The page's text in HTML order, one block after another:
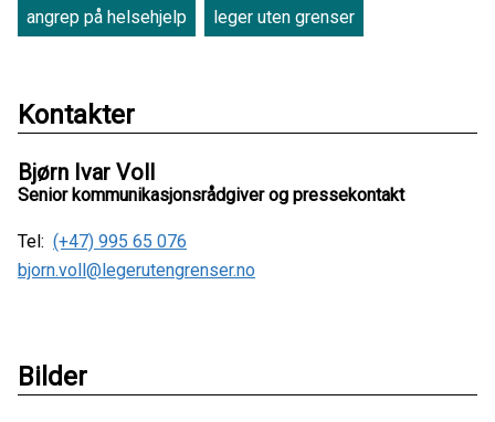
angrep på helsehjelp leger uten grenser
Kontakter
Bjørn Ivar Voll
Senior kommunikasjonsrådgiver og pressekontakt
Tel: (+47) 995 65 076
bjorn.voll@legerutengrenser.no
Bilder